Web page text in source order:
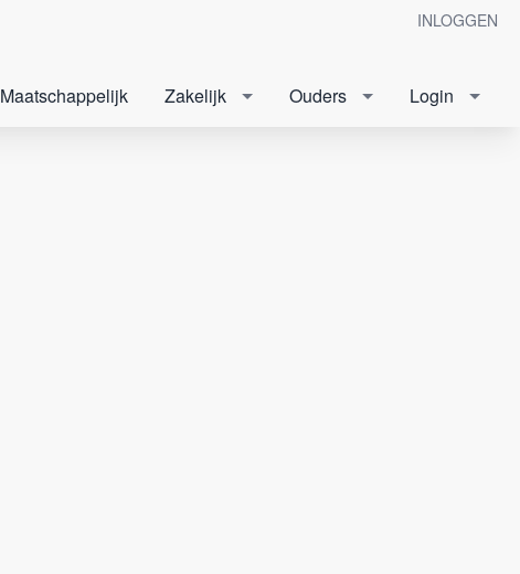
INLOGGEN
Maatschappelijk Zakelijk Ouders Login